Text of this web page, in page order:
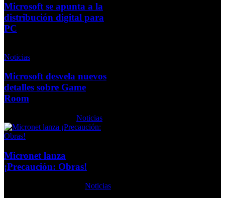
Microsoft se apunta a la
distribución digital para
PC
Noticias
Microsoft desvela nuevos
detalles sobre Game
Room
Noticias
Micronet lanza
¡Precaución: Obras!
Noticias